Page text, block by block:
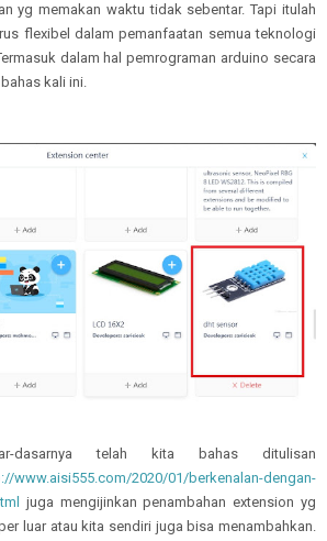
yg memakan waktu tidak sebentar. Tapi itulah
flexibel dalam pemanfaatan semua teknologi
dalam hal pemrograman arduino secara
kali ini.
dasarnya telah kita bahas ditulisan
www.aisi555.com/2020/01/berkenalan-dengan-
juga mengijinkan penambahan extension yg
luar atau kita sendiri juga bisa menambahkan.